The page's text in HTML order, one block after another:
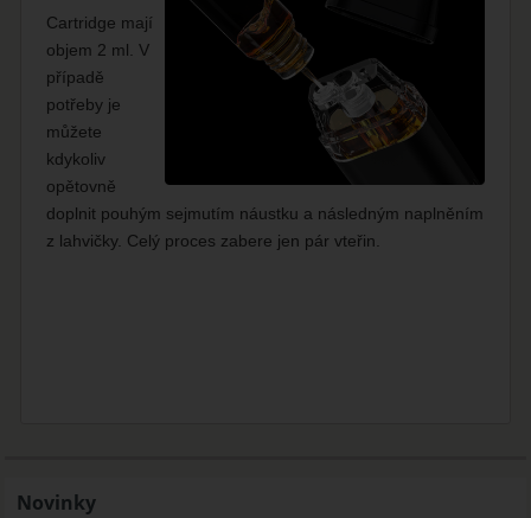
Cartridge mají
objem 2 ml. V
případě
potřeby je
můžete
kdykoliv
opětovně
doplnit pouhým sejmutím náustku a následným naplněním
z lahvičky. Celý proces zabere jen pár vteřin.
Novinky